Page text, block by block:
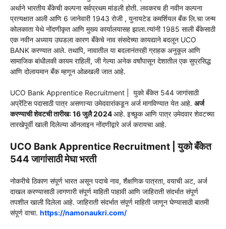
अर्थाने भारतीय बँकेची कल्पना सर्वप्रथम मांडली होती. लवकरच ही नवीन कल्पना
प्रत्यक्षात आली आणि 6 जानेवारी 1943 रोजी , युनायटेड कमर्शियल बँक लि.चा जन्म
कोलकाता येथे नोंदणीकृत आणि मुख्य कार्यालयासह झाला.त्यांनी 1985 साली बँकेसाठी
एक नवीन अध्याय उघडला कारण बँकेचे नाव संसदेच्या कायद्याने बदलून UCO
BANK करण्यात आले. तथापि, नावातील या बदलानंतरही ग्राहक अनुकूल आणि
सामाजिक बांधीलकी कायम राहिली, जी गेल्या अनेक वर्षांपासून देशातील एक सुप्रसिद्ध
आणि दोलायमान बँक म्हणून ओळखली जात आहे.
UCO Bank Apprentice Recruitment | युको बँकेत 544 जागांसाठी
अप्रेंटिस पदासाठी पात्र असणाऱ्या उमेदवारांकडून अर्ज मागविण्यात येत आहे. अर्ज
करण्याची शेवटची तारीख: 16 जुलै 2024आहे. इच्छुक आणि पात्र उमेदवार शेवटच्या
तारखेपूर्वी खाली दिलेल्याऑनलाइन नोंदणीद्वारे अर्ज करायचा आहे.
UCO Bank Apprentice Recruitment | युको बँकेत
544 जागांसाठी मेघा भरती
नोकरीचे ठिकाण संपूर्ण भारत असून पदाचे नाव, शैक्षणिक पात्रता, वयाची अट, अर्ज
दाखल करण्यासाठी लागणारी संपूर्ण माहिती पाहावी आणि जाहिराती संदर्भात संपूर्ण
तपशील खाली दिलेला आहे. जाहिराती संदर्भात संपूर्ण माहिती जाणून घेण्यासाठी बातमी
संपूर्ण वाचा. https://namonaukri.com/